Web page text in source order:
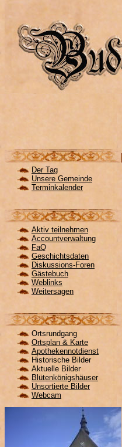
Der Tag
Unsere Gemeinde
Terminkalender
Aktiv teilnehmen
Accountverwaltung
FaQ
Geschichtsdaten
Diskussions-Foren
Gästebuch
Weblinks
Weitersagen
Ortsrundgang
Ortsplan & Karte
Apothekennotdienst
Historische Bilder
Aktuelle Bilder
Blütenkönigshäuser
Unsortierte Bilder
Webcam